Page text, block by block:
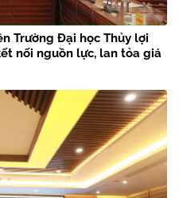
Trường Đại học Thủy lợi
nối nguồn lực, lan tỏa giá